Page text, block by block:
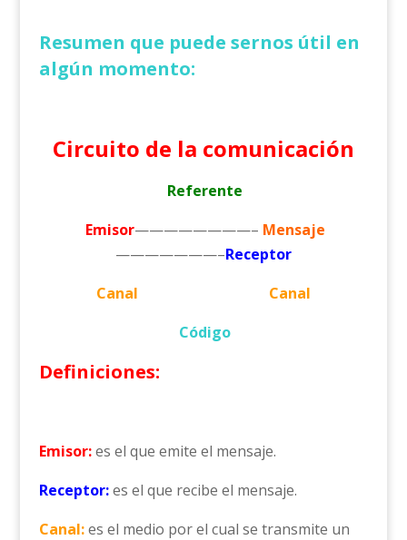
Resumen que puede sernos útil en
algún momento:
Circuito de la comunicación
Referente
Emisor————————– Mensaje
———————–Receptor
Canal
Canal
Código
Definiciones:
Emisor:es el que emite el mensaje.
Receptor:es el que recibe el mensaje.
Canal: es el medio por el cual se transmite un